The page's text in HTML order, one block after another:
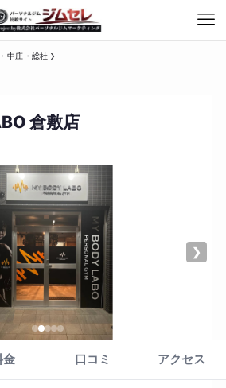
中庄・総社
倉敷店
❯
金 口コミ アクセス